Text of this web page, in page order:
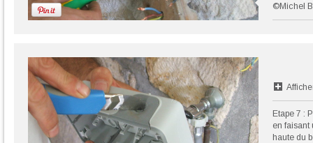
©Michel
Etape 7 :
en faisant
haute du